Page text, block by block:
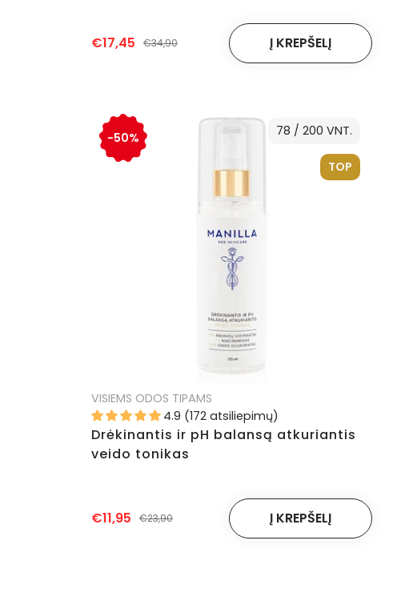
€17,45 €34,90
-50%
TOP
78 / 200 VNT.
VISIEMS ODOS TIPAMS
4.9 (172 atsiliepimų)
Drėkinantis ir pH balansą atkuriantis
veido tonikas
€11,95 €23,90